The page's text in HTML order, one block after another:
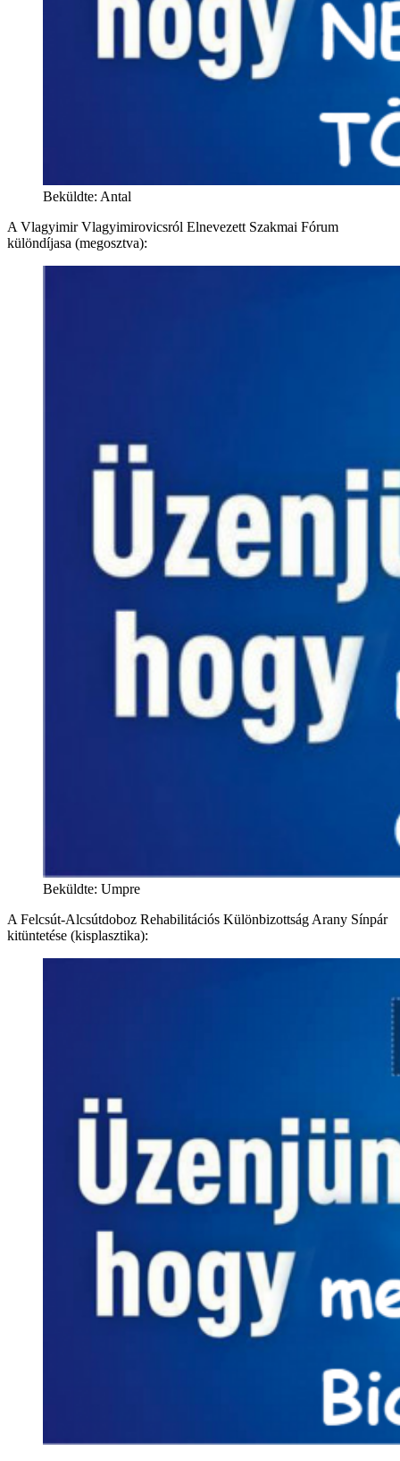
Beküldte: Antal
A Vlagyimir Vlagyimirovicsról Elnevezett Szakmai Fórum
különdíjasa (megosztva):
Beküldte: Umpre
A Felcsút-Alcsútdoboz Rehabilitációs Különbizottság Arany Sínpár
kitüntetése (kisplasztika):